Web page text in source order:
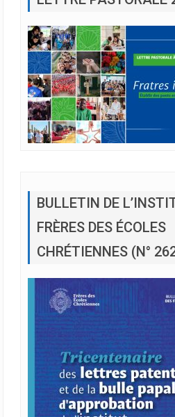
FRÈRES DES ÉCOLES
CHRÉTIENNES (N° 262)